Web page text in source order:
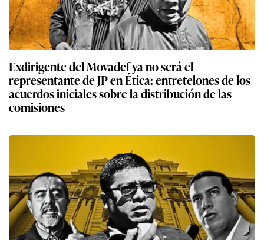
Exdirigente del Movadef ya no será el
representante de JP en Ética: entretelones de los
acuerdos iniciales sobre la distribución de las
comisiones